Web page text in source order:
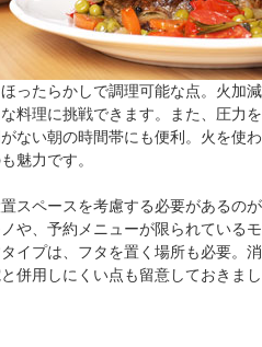
ったらかしで調理可能な点。火加減
料理に挑戦できます。また、圧力を
ない朝の時間帯にも便利。火を使わ
魅力です。
スペースを考慮する必要があるのが
や、予約メニューが限られているモ
イプは、フタを置く場所も必要。消
併用しにくい点も留意しておきまし